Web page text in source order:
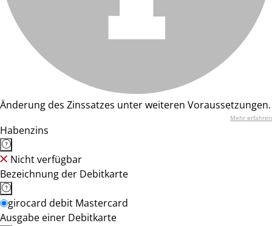
Änderung des Zinssatzes unter weiteren Voraussetzungen.
Mehr erfahren
Habenzins
Nicht verfügbar
Bezeichnung der Debitkarte
girocard debit Mastercard
Ausgabe einer Debitkarte